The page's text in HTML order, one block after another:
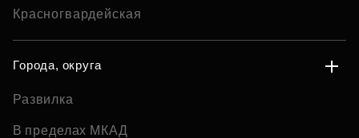
Красногвардейская
Города, округа
Развилка
В пределах МКАД